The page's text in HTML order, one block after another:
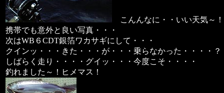
こんんなに・・いい天気～！
携帯でも意外と良い写真・・・
次はWB６CDT銀箔ワカサギにして・・・
クインッ・・・きた・・・が・・・乗らなかった・・・・？
しばらく走り・・・・グイッ・・・今度こそ・・・・
釣れました～！ヒメマス！